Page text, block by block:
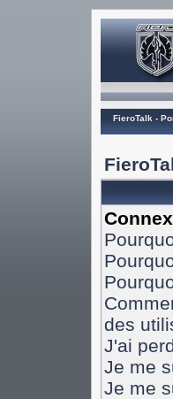
FieroTalk -
des
J'ai
Je me
Je me